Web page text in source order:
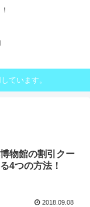
ています。
物館の割引クー
4つの方法！
2018.09.08